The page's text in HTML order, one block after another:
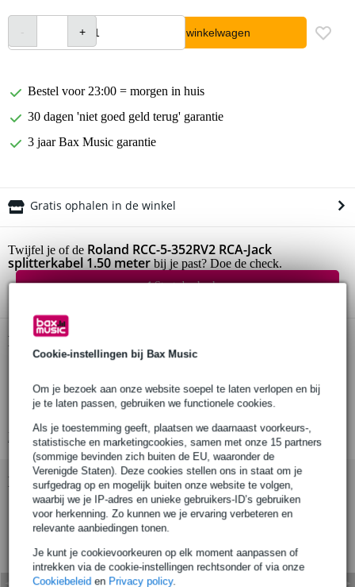
Cookie-instellingen bij Bax Music
Om je bezoek aan onze website soepel te laten verlopen en bij
je te laten passen, gebruiken we functionele cookies.
Als je toestemming geeft, plaatsen we daarnaast voorkeurs-,
statistische en marketingcookies, samen met onze 15 partners
(sommige bevinden zich buiten de EU, waaronder de
Verenigde Staten). Deze cookies stellen ons in staat om je
surfgedrag op en mogelijk buiten onze website te volgen,
waarbij we je IP-adres en unieke gebruikers-ID’s gebruiken
voor herkenning. Zo kunnen we je ervaring verbeteren en
relevante aanbiedingen tonen.
Je kunt je cookievoorkeuren op elk moment aanpassen of
intrekken via de cookie-instellingen rechtsonder of via onze
Cookiebeleid en Privacy policy.
In winkelwagen
Bestel voor 23:00 = morgen in huis
30 dagen 'niet goed geld terug' garantie
3 jaar Bax Music garantie
Gratis ophalen in de winkel
Twijfel je of de Roland RCC-5-352RV2 RCA-Jack
splitterkabel 1.50 meter bij je past? Doe de check.
Start de check
Productinformatie
lengte: 1.50 meter
soort kabel: splitterkabel
Bekijk alle productspecificaties
Bekijk ook eens (1)